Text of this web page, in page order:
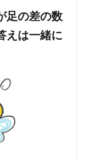
足の差の数
えは一緒に